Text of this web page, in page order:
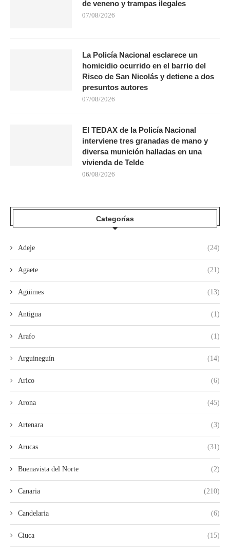
de veneno y trampas ilegales
07/08/2026
La Policía Nacional esclarece un
homicidio ocurrido en el barrio del
Risco de San Nicolás y detiene a dos
presuntos autores
07/08/2026
El TEDAX de la Policía Nacional
interviene tres granadas de mano y
diversa munición halladas en una
vivienda de Telde
06/08/2026
Categorías
Adeje (24)
Agaete (21)
Agüimes (13)
Antigua (1)
Arafo (1)
Arguineguín (14)
Arico (6)
Arona (45)
Artenara (3)
Arucas (31)
Buenavista del Norte (2)
Canaria (210)
Candelaria (6)
Ciuca (15)